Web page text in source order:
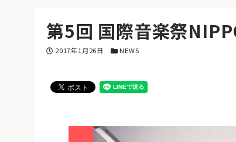
現
第5回 国際音楽祭
投稿日
2017年1月26日 カテゴリー
NEWS